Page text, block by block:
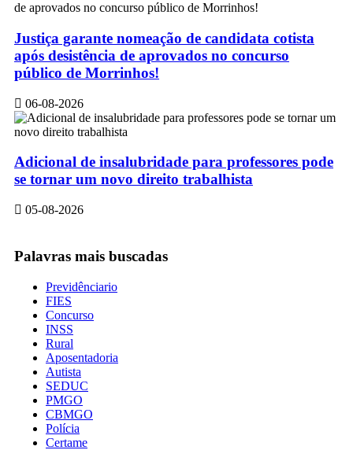
Justiça garante nomeação de candidata cotista
após desistência de aprovados no concurso
público de Morrinhos!
06-08-2026
Adicional de insalubridade para professores pode
se tornar um novo direito trabalhista
05-08-2026
Palavras mais buscadas
Previdênciario
FIES
Concurso
INSS
Rural
Aposentadoria
Autista
SEDUC
PMGO
CBMGO
Polícia
Certame